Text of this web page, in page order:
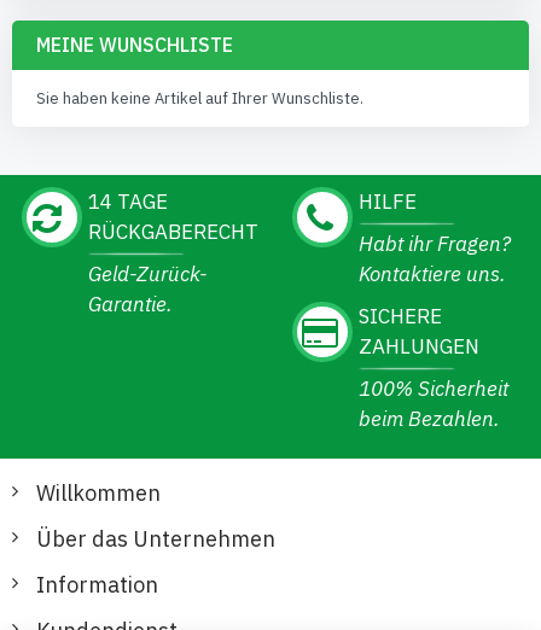
MEINE WUNSCHLISTE
Sie haben keine Artikel auf Ihrer Wunschliste.
14 TAGE
RÜCKGABERECHT
Geld-Zurück-
Garantie.
HILFE
Habt ihr Fragen?
Kontaktiere uns.
SICHERE
ZAHLUNGEN
100% Sicherheit
beim Bezahlen.
Willkommen
Über das Unternehmen
Information